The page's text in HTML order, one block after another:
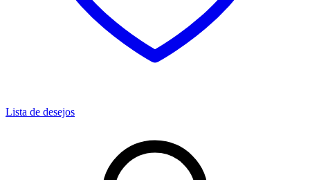
Lista de desejos